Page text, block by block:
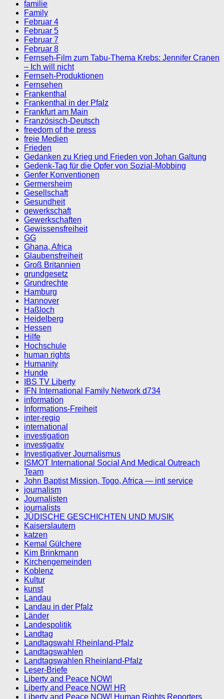
familie
Family
Februar 4
Februar 5
Februar 7
Februar 8
Fernseh-Film zum Tabu-Thema Krebs: Jennifer Cranen
– Ich will nicht
Fernseh-Produktionen
Fernsehen
Frankenthal
Frankenthal in der Pfalz
Frankfurt am Main
Französisch-Deutsch
freedom of the press
freie Medien
Frieden
Gedanken zu Krieg und Frieden von Johan Galtung
Gedenk-Tag für die Opfer von Sozial-Mobbing
Genfer Konventionen
Germersheim
Gesellschaft
Gesundheit
gewerkschaft
Gewerkschaften
Gewissensfreiheit
GG
Ghana, Africa
Glaubensfreiheit
Groß Britannien
grundgesetz
Grundrechte
Hamburg
Hannover
Haßloch
Heidelberg
Hessen
Hilfe
Hochschule
human rights
Humanity
Hunde
IBS TV Liberty
IFN International Family Network d734
information
Informations-Freiheit
inter-regio
international
investigation
investigativ
Investigativer Journalismus
ISMOT International Social And Medical Outreach
Team
John Baptist Mission, Togo, Africa — intl service
journalism
Journalisten
journalists
JÜDISCHE GESCHICHTEN UND MUSIK
Kaiserslautern
katzen
Kemal Gülchere
Kim Brinkmann
Kirchengemeinden
Koblenz
Kultur
kunst
Landau
Landau in der Pfalz
Länder
Landespolitik
Landtag
Landtagswahl Rheinland-Pfalz
Landtagswahlen
Landtagswahlen Rheinland-Pfalz
Leser-Briefe
Liberty and Peace NOW!
Liberty and Peace NOW! HR
Liberty and Peace NOW! Human Rights Reporters